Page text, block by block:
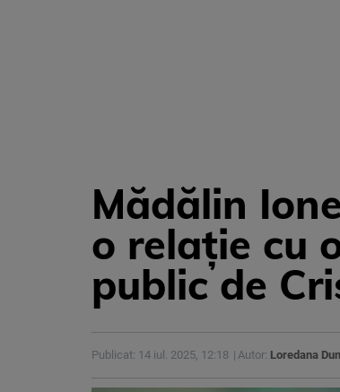
Mădălin
o relație cu
public de
Publicat: 14 iul. 2025, 12:18 Autor: Loredana